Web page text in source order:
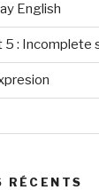
English
5 : Incomplete
RÉCENTS